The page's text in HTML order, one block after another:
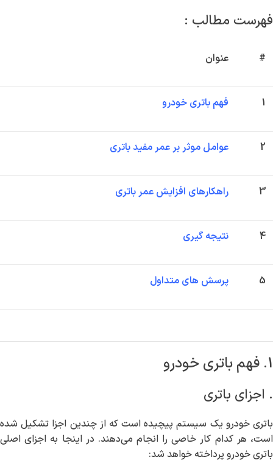
فهرست مطالب :
# عنوان
1 فهم باتری خودرو
2 عوامل موثر بر عمر مفید باتری
3 راهکارهای افزایش عمر باتری
4 نتیجه گیری
5 پرسش های متداول
1. فهم باتری خودرو
. اجزای باتری
باتری خودرو یک سیستم پیچیده است که از چندین اجزا تشکیل شده
است، هر کدام کار خاصی را انجام می‌دهند. در اینجا به اجزای اصلی
باتری خودرو پرداخته خواهد شد: